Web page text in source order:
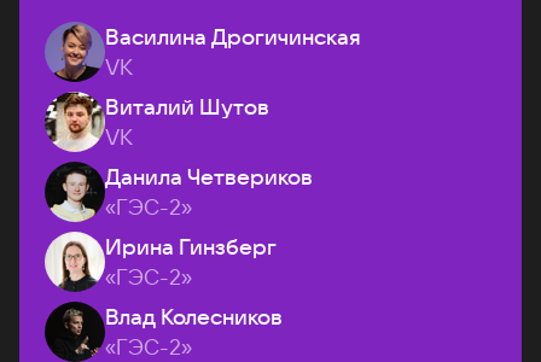
Василина Дрогичинская
VK
Виталий Шутов
VK
Данила Четвериков
«ГЭС-2»
Ирина Гинзберг
«ГЭС-2»
Влад Колесников
«ГЭС-2»